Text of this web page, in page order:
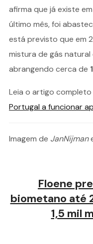
afirma que já existe
último mês, foi
está previsto que em
mistura de gás
abrangendo cerca de
Leia o artigo completo
Portugal a funcionar
Imagem de JanNijman
Floene
biometano até
1,5 mil